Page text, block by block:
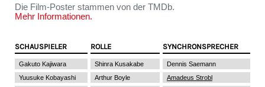
Die Film-Poster stammen von der TMDb.
Mehr Informationen.
SCHAUSPIELER ROLLE SYNCHRONSPRECHER
Gakuto Kajiwara Shinra Kusakabe
Dennis Saemann
Yuusuke Kobayashi
Arthur Boyle
Amadeus Strobl